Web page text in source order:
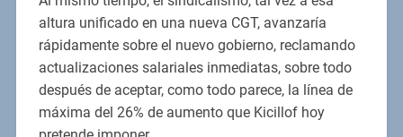
altura unificado en una nueva CGT, avanzaría
rápidamente sobre el nuevo gobierno, reclamando
actualizaciones salariales inmediatas, sobre todo
después de aceptar, como todo parece, la línea de
máxima del 26% de aumento que Kicillof hoy